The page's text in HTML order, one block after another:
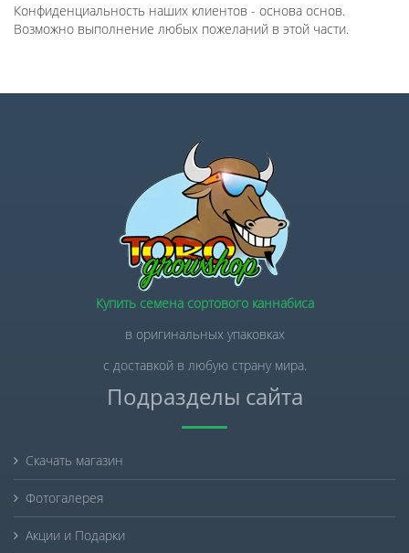
Конфиденциальность наших клиентов - основа основ.
Возможно выполнение любых пожеланий в этой части.
Купить семена сортового каннабиса
в оригинальных упаковках
с доставкой в любую страну мира.
Подразделы сайта
Скачать магазин
Фотогалерея
Акции и Подарки